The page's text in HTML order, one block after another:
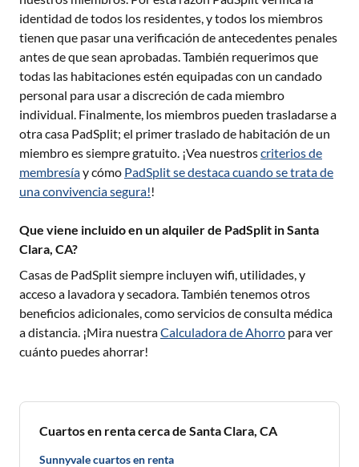
identidad de todos los residentes, y todos los miembros
tienen que pasar una verificación de antecedentes penales
antes de que sean aprobadas. También requerimos que
todas las habitaciones estén equipadas con un candado
personal para usar a discreción de cada miembro
individual. Finalmente, los miembros pueden trasladarse a
otra casa PadSplit; el primer traslado de habitación de un
miembro es siempre gratuito. ¡Vea nuestroscriterios de
membresíay cómo PadSplit se destaca cuando se trata de
una convivencia segura!!
Que viene incluido en un alquiler de PadSplit in Santa
Clara, CA?
Casas de PadSplit siempre incluyen wifi, utilidades, y
acceso a lavadora y secadora. También tenemos otros
beneficios adicionales, como servicios de consulta médica
a distancia. ¡Mira nuestraCalculadora de Ahorro para ver
cuánto puedes ahorrar!
Cuartos en renta cerca de Santa Clara, CA
Sunnyvale cuartos en renta